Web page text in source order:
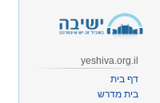
yeshiva.org.il
דף בית
בית מדרש